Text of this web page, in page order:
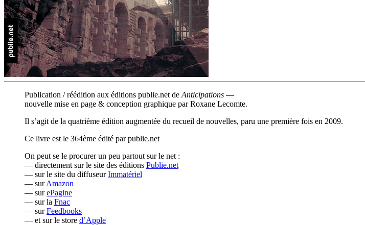
Publication / réédition aux éditions publie.net de Anticipations —
nouvelle mise en page & conception graphique par Roxane Lecomte.
Il s’agit de la quatrième édition augmentée du recueil de nouvelles, paru une première fois en 2009.
Ce livre est le 364ème édité par publie.net
On peut se le procurer un peu partout sur le net :
— directement sur le site des éditions Publie.net
— sur le site du diffuseurImmatériel
— surAmazon
— surePagine
— sur la Fnac
— surFeedbooks
— et sur le store d’Apple